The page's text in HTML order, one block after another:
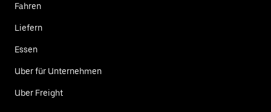
Fahren
Liefern
Essen
Uber für Unternehmen
Uber Freight